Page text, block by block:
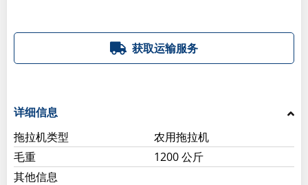
获取运输服务
详细信息
拖拉机类型
农用拖拉机
毛重
1200 公斤
其他信息